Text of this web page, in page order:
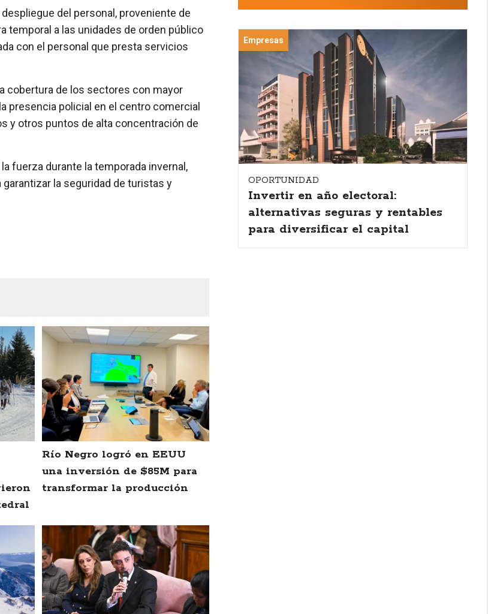
del personal, proveniente de
temporal a las unidades de orden público
con el personal que presta servicios
cobertura de los sectores con mayor
presencia policial en el centro comercial
y otros puntos de alta concentración de
fuerza durante la temporada invernal,
la seguridad de turistas y
Río Negro logró en EEUU
una inversión de $85M para
transformar la producción
Empresas
OPORTUNIDAD
Invertir en año electoral:
alternativas seguras y rentables
para diversificar el capital